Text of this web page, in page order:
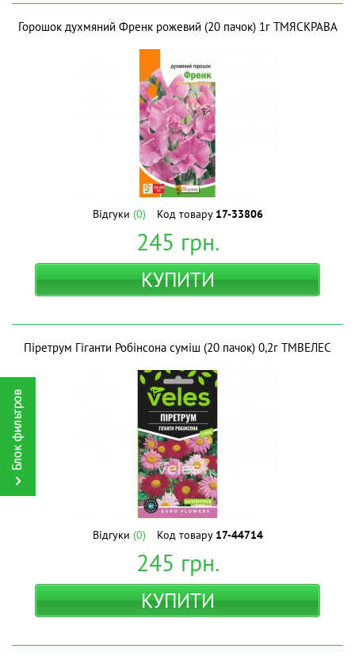
Горошок духмяний Френк рожевий (20 пачок) 1г ТМЯСКРАВА
Відгуки (0) Код товару 17-33806
245 грн.
КУПИТИ
Піретрум Гіганти Робінсона суміш (20 пачок) 0,2г ТМВЕЛЕС
Відгуки (0) Код товару 17-44714
245 грн.
КУПИТИ